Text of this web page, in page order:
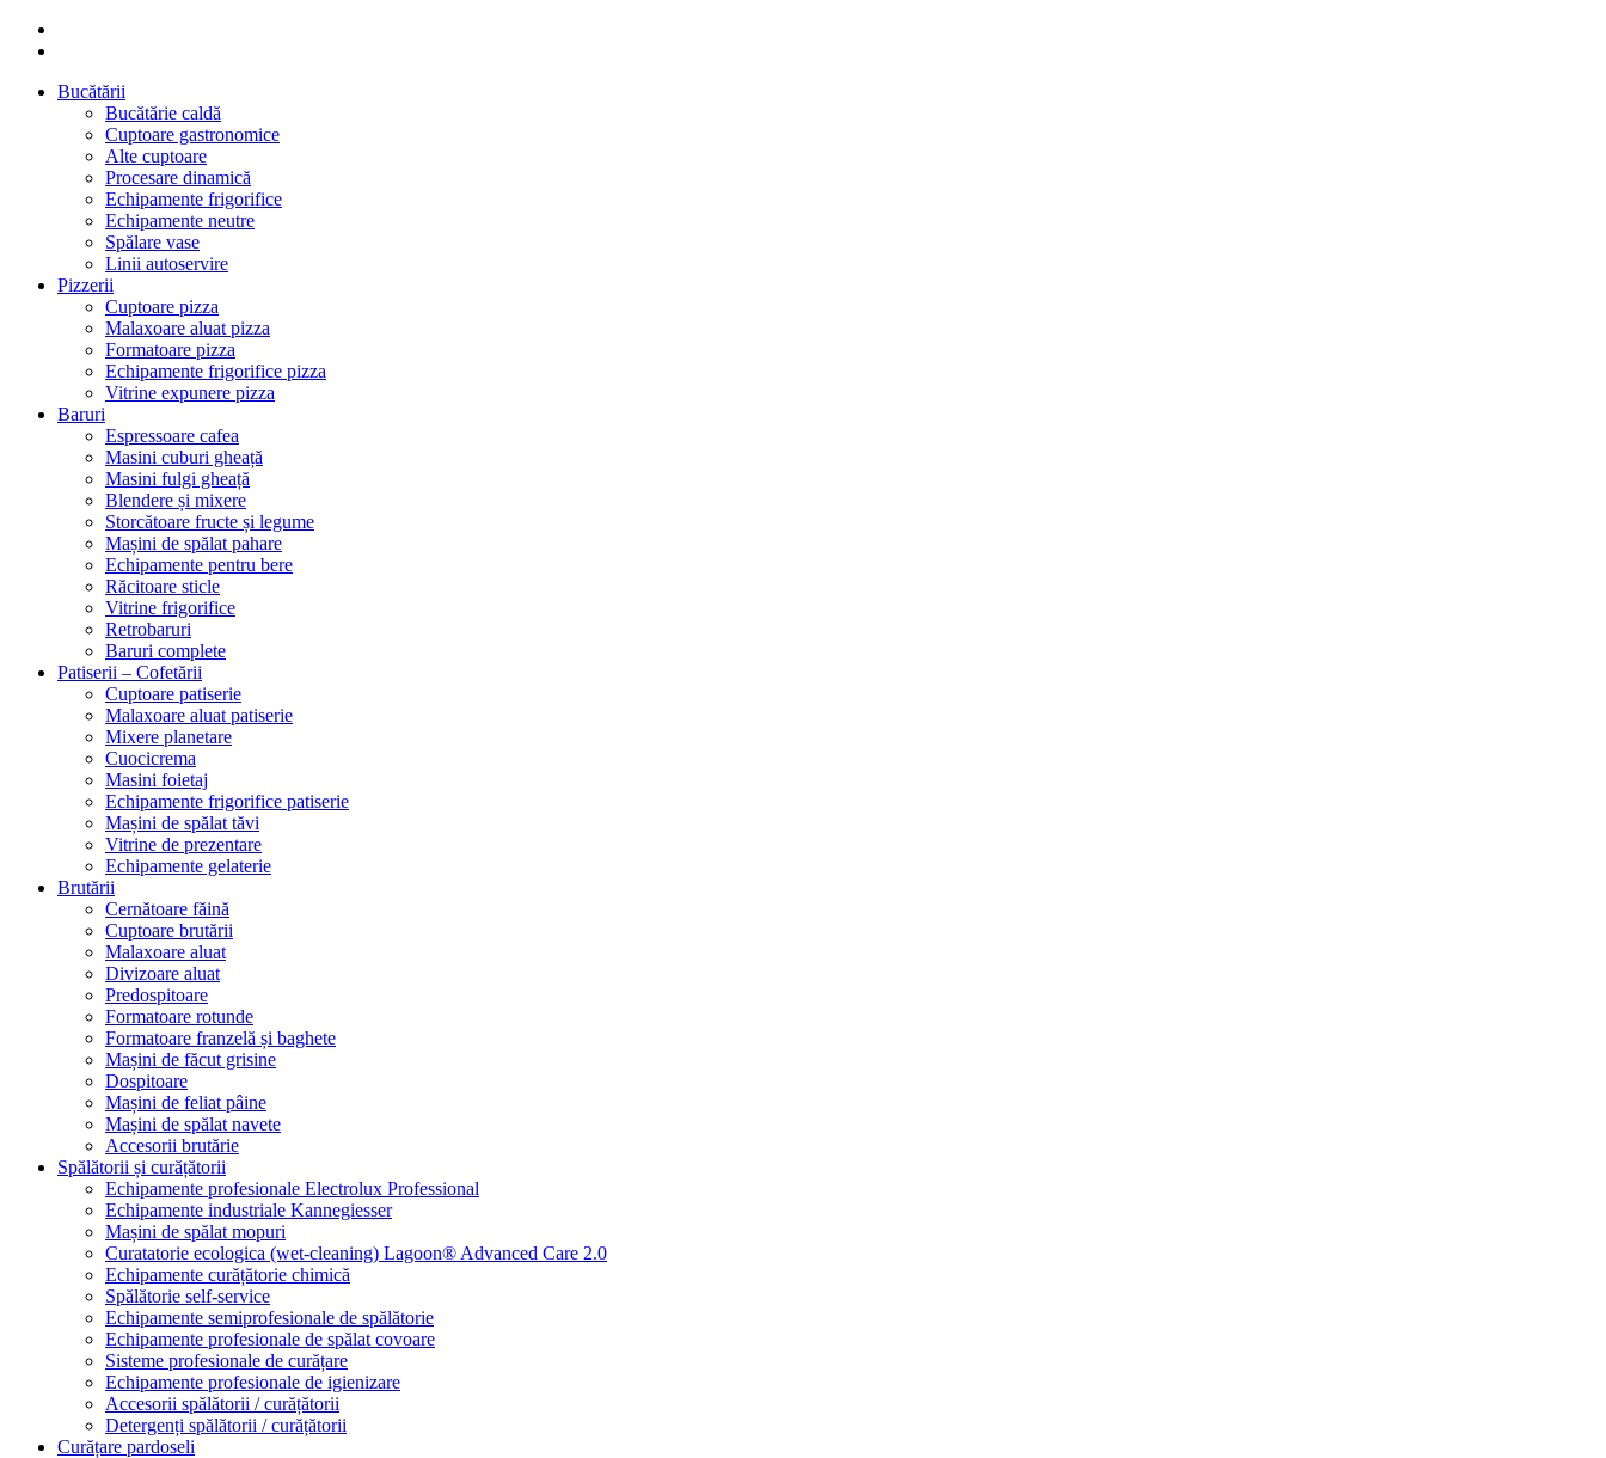
Bucătării
Bucătărie caldă
Cuptoare gastronomice
Alte cuptoare
Procesare dinamică
Echipamente frigorifice
Echipamente neutre
Spălare vase
Linii autoservire
Pizzerii
Cuptoare pizza
Malaxoare aluat pizza
Formatoare pizza
Echipamente frigorifice pizza
Vitrine expunere pizza
Baruri
Espressoare cafea
Masini cuburi gheață
Masini fulgi gheață
Blendere și mixere
Storcătoare fructe și legume
Mașini de spălat pahare
Echipamente pentru bere
Răcitoare sticle
Vitrine frigorifice
Retrobaruri
Baruri complete
Patiserii – Cofetării
Cuptoare patiserie
Malaxoare aluat patiserie
Mixere planetare
Cuocicrema
Masini foietaj
Echipamente frigorifice patiserie
Mașini de spălat tăvi
Vitrine de prezentare
Echipamente gelaterie
Brutării
Cernătoare făină
Cuptoare brutării
Malaxoare aluat
Divizoare aluat
Predospitoare
Formatoare rotunde
Formatoare franzelă și baghete
Mașini de făcut grisine
Dospitoare
Mașini de feliat pâine
Mașini de spălat navete
Accesorii brutărie
Spălătorii și curățătorii
Echipamente profesionale Electrolux Professional
Echipamente industriale Kannegiesser
Mașini de spălat mopuri
Curatatorie ecologica (wet-cleaning) Lagoon® Advanced Care 2.0
Echipamente curățătorie chimică
Spălătorie self-service
Echipamente semiprofesionale de spălătorie
Echipamente profesionale de spălat covoare
Sisteme profesionale de curățare
Echipamente profesionale de igienizare
Accesorii spălătorii / curățătorii
Detergenți spălătorii / curățătorii
Curățare pardoseli